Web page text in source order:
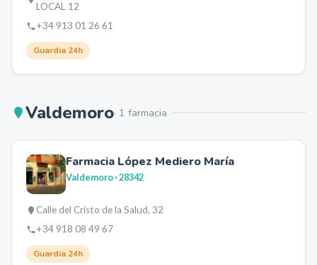
LOCAL 12
+34 913 01 26 61
Guardia 24h
Valdemoro· 1 farmacia
Farmacia López Mediero María
Valdemoro· 28342
Calle del Cristo de la Salud, 32
+34 918 08 49 67
Guardia 24h